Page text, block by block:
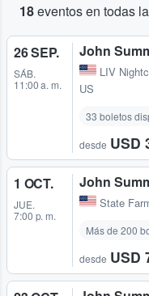
18eventos en todas
26 SEP.
SÁB.
11:00 a. m.
John
LIV
US
33 boletos
desde USD
1 OCT.
JUE.
7:00 p. m.
John
State
Más de 200
desde USD